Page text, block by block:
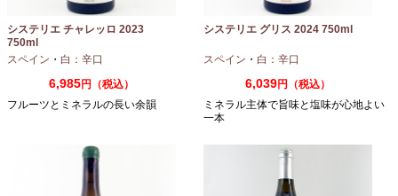
システリエ チャレッロ 2023
750ml
スペイン ・ 白：辛口
6,985円（税込）
フルーツとミネラルの長い余韻
システリエ グリス 2024 750ml
スペイン ・ 白：辛口
6,039円（税込）
ミネラル主体で旨味と塩味が心地よい
一本